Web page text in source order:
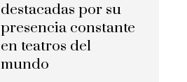
destacadas por su
presencia constante
en teatros del
mundo